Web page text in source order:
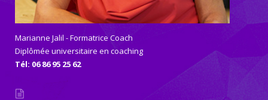
Marianne Jalil - Formatrice Coach
Diplômée universitaire en coaching
Tél: 06 86 95 25 62